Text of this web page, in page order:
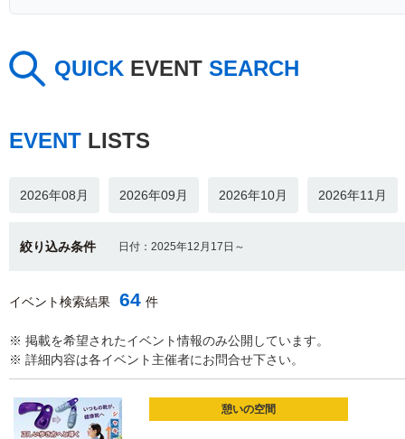
QUICK EVENT SEARCH
EVENT LISTS
2026年08月 2026年09月 2026年10月 2026年11月
絞り込み条件 日付：2025年12月17日～
イベント検索結果 64 件
※ 掲載を希望されたイベント情報のみ公開しています。
※ 詳細内容は各イベント主催者にお問合せ下さい。
憩いの空間